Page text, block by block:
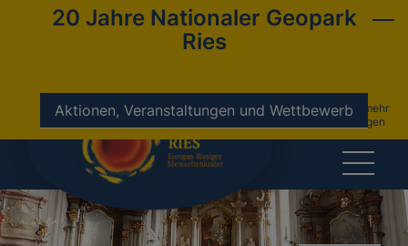
20 Jahre Nationaler Geopark
Ries
Aktionen, Veranstaltungen und Wettbewerbnicht mehr
anzeigen